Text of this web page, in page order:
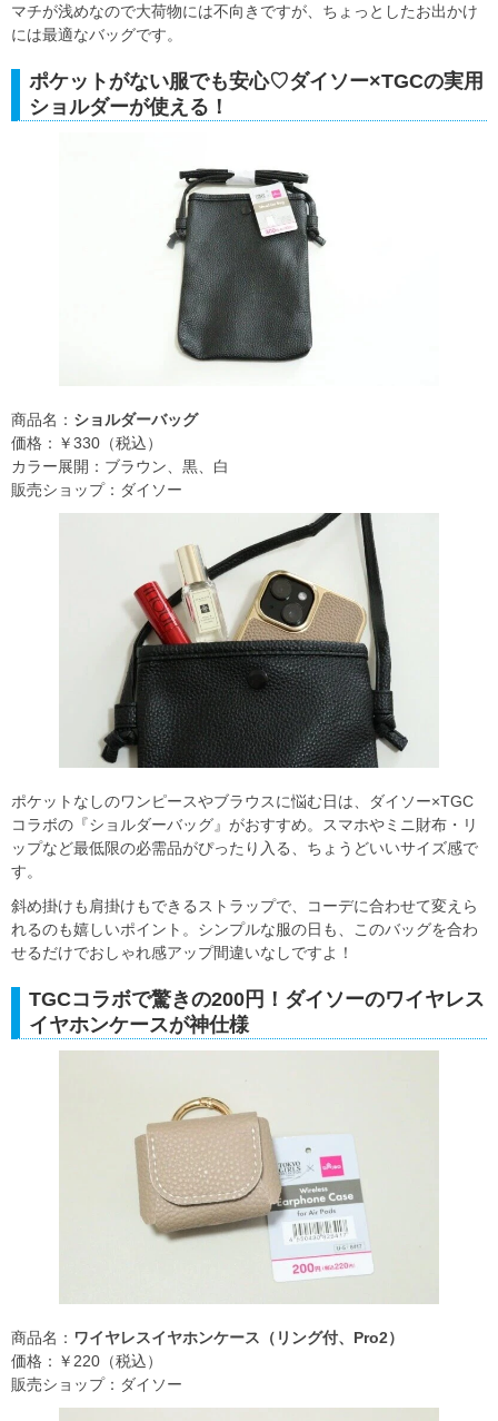
マチが浅めなので大荷物には不向きですが、ちょっとしたお出かけ
には最適なバッグです。
ポケットがない服でも安心♡ダイソー×TGCの実用
ショルダーが使える！
商品名： ショルダーバッグ
価格：￥330（税込）
カラー展開：ブラウン、黒、白
販売ショップ：ダイソー
ポケットなしのワンピースやブラウスに悩む日は、ダイソー×TGC
コラボの『ショルダーバッグ』がおすすめ。スマホやミニ財布・リ
ップなど最低限の必需品がぴったり入る、ちょうどいいサイズ感で
す。
斜め掛けも肩掛けもできるストラップで、コーデに合わせて変えら
れるのも嬉しいポイント。シンプルな服の日も、このバッグを合わ
せるだけでおしゃれ感アップ間違いなしですよ！
TGCコラボで驚きの200円！ダイソーのワイヤレス
イヤホンケースが神仕様
商品名： ワイヤレスイヤホンケース（リング付、Pro2）
価格：￥220（税込）
販売ショップ：ダイソー